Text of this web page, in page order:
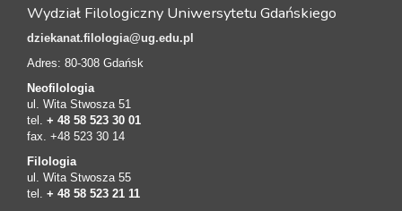
Wydział Filologiczny Uniwersytetu Gdańskiego
dziekanat.filologia@ug.edu.pl
Adres: 80-308 Gdańsk
Neofilologia
ul. Wita Stwosza 51
tel. + 48 58 523 30 01
fax. +48 523 30 14
Filologia
ul. Wita Stwosza 55
tel. + 48 58 523 21 11